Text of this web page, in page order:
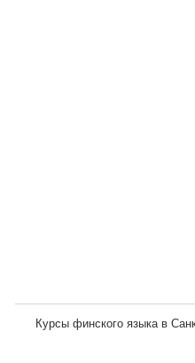
Курсы финского языка в